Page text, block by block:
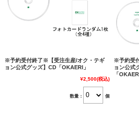
※予約受付終了※【受注生産/オク・テギ
ョン公式グッズ】CD「OKAERI」
¥2,500(税込)
数量： 個
※予約受
ョン公式
「